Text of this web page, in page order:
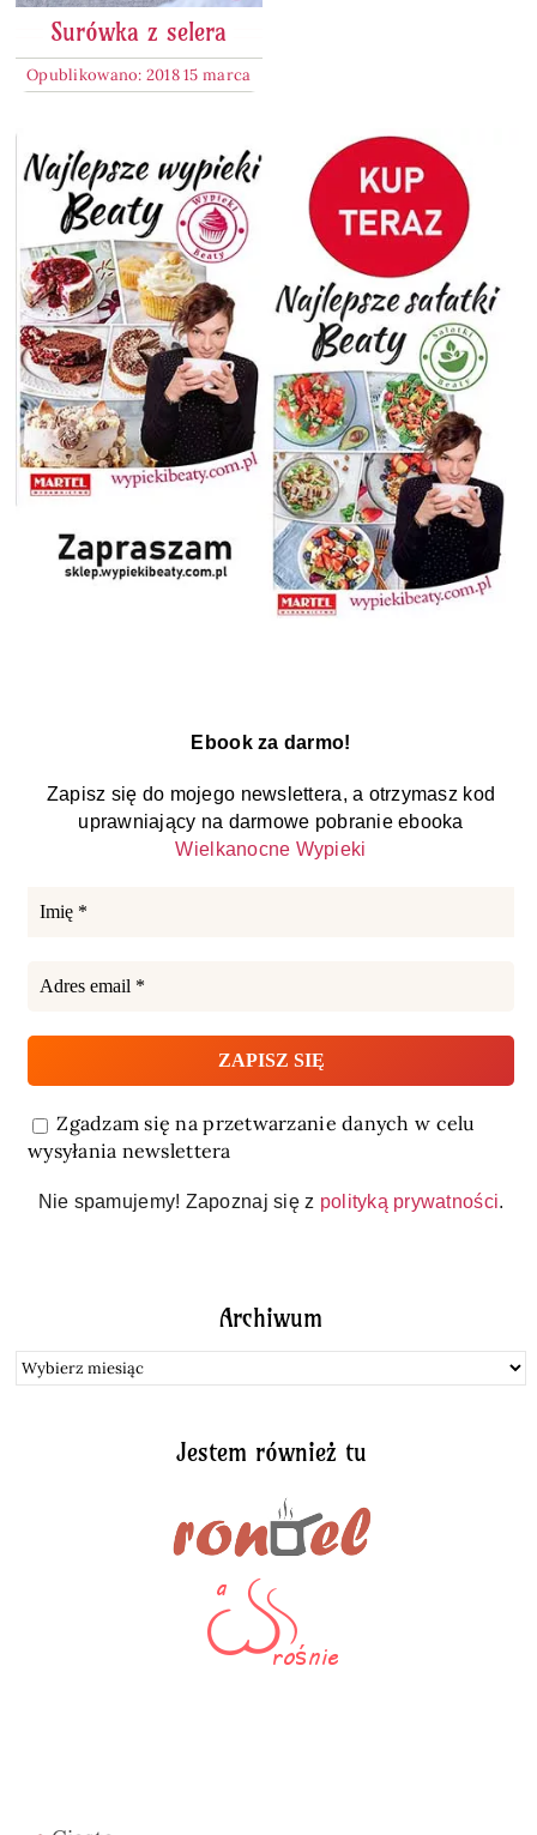
Ebook za darmo!
Zapisz się do mojego newslettera, a otrzymasz kod
uprawniający na darmowe pobranie ebooka
Wielkanocne Wypieki
Zgadzam się na przetwarzanie danych w celu
wysyłania newslettera
Nie spamujemy! Zapoznaj się z polityką prywatności.
Archiwum
Archiwum
Jestem również tu
Surówka z selera
Opublikowano: 2018 15 marca